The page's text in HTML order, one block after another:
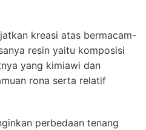
kreasi atas bermacam-
resin yaitu komposisi
yang kimiawi dan
rona serta relatif
perbedaan tenang